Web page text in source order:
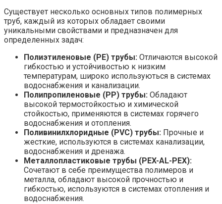
Существует несколько основных типов полимерных
труб, каждый из которых обладает своими
уникальными свойствами и предназначен для
определенных задач:
Полиэтиленовые (PE) трубы: Отличаются высокой
гибкостью и устойчивостью к низким
температурам, широко используються в системах
водоснабжения и канализации.
Полипропиленовые (PP) трубы: Обладают
высокой термостойкостью и химической
стойкостью, применяются в системах горячего
водоснабжения и отопления.
Поливинилхлоридные (PVC) трубы: Прочные и
жесткие, используются в системах канализации,
водоснабжения и дренажа.
Металлопластиковые трубы (PEX-AL-PEX):
Сочетают в себе преимущества полимеров и
металла, обладают высокой прочностью и
гибкостью, используются в системах отопления и
водоснабжения.